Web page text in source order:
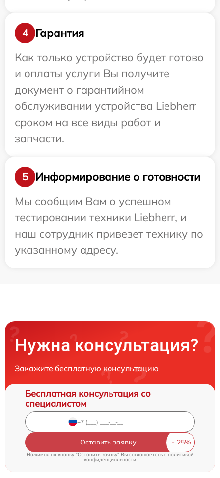
4
Гарантия
Как только устройство будет готово
и оплаты услуги Вы получите
документ о гарантийном
обслуживании устройства Liebherr
сроком на все виды работ и
запчасти.
5
Информирование о готовности
Мы сообщим Вам о успешном
тестировании техники Liebherr, и
наш сотрудник привезет технику по
указанному адресу.
Нужна консультация?
Закажите бесплатную консультацию
Бесплатная консультация со
специалистом
Оставить заявку
Нажимая на кнопку "Оставить заявку" Вы соглашаетесь cполитикой
конфиденциальности